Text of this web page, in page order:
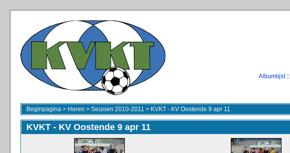
Albumlijst::
Beginpagina > Heren > Seizoen 2010-2011 > KVKT - KV Oostende 9 apr 11
KVKT - KV Oostende 9 apr 11